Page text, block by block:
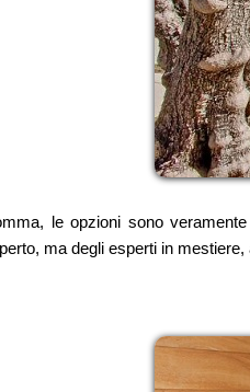
le opzioni sono
ma degli esperti in